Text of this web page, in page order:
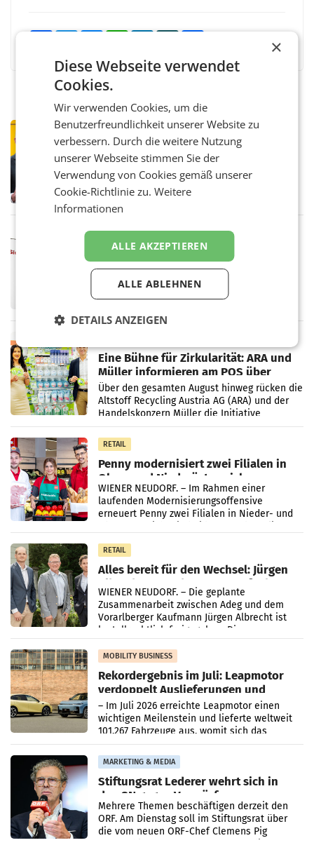
PRIMENEWS
Österreichische Post: Umsatzplus im
ersten Halbjahr trotz schwachem
Briefgeschäft
WIEN Die Österreichische Post AG hat im
ersten Halbjahr 2026 einen Konzernumsatz
einem Plus von 3,8 Prozent gegenüber dem
MARKETING & MEDIA
ProSiebenSat.1 spart und macht
überraschend viel Gewinn
UNTERFÖHRING/MAILAND/AMSTERDAM. Der
Fernsehkonzern ProSiebenSat.1 hat im
Frühjahr dank Kostensenkungen operativ
wieder Gewinn gemacht und die
Markterwartung deutlich übertroffen.
Eine Bühne für Zirkularität: ARA und
Müller informieren am POS über
Kreislauffähigkeit
Über den gesamten August hinweg rücken die
Altstoff Recycling Austria AG (ARA) und der
Handelskonzern Müller die Initiative
„Kreislauf-Helden“ in allen österreichischen
Müller-Filialen
RETAIL
Penny modernisiert zwei Filialen in
Ober- und Niederösterreich
WIENER NEUDORF. – Im Rahmen einer
laufenden Modernisierungsoffensive
erneuert Penny zwei Filialen in Nieder- und
RETAIL
Alles bereit für den Wechsel: Jürgen
Albrecht setzt ab 1.1.2027 auf Adeg
WIENER NEUDORF. – Die geplante
Zusammenarbeit zwischen Adeg und dem
Vorarlberger Kaufmann Jürgen Albrecht ist
kartellrechtlich freigegeben: Die
Bundeswettbewerbsbehörde und der
Bundeskartellanwalt
MOBILITY BUSINESS
Rekordergebnis im Juli: Leapmotor
verdoppelt Auslieferungen und
überschreitet die 100.000er-Marke
– Im Juli 2026 erreichte Leapmotor einen
wichtigen Meilenstein und lieferte weltweit
101.267 Fahrzeuge aus, womit sich das
Ergebnis gegenüber Juli 2025 mehr als
verdoppelte (+102
MARKETING & MEDIA
Stiftungsrat Lederer wehrt sich in
den SN gegen Vorwürfe
Mehrere Themen beschäftigen derzeit den
ORF. Am Dienstag soll im Stiftungsrat über
die vom neuen ORF-Chef Clemens Pig
×
Diese Webseite verwendet
Cookies.
Wir verwenden Cookies, um die
Benutzerfreundlichkeit unserer Website zu
verbessern. Durch die weitere Nutzung
unserer Webseite stimmen Sie der
Verwendung von Cookies gemäß unserer
Cookie-Richtlinie zu.Weitere
Informationen
ALLE AKZEPTIEREN
ALLE ABLEHNEN
DETAILS ANZEIGEN